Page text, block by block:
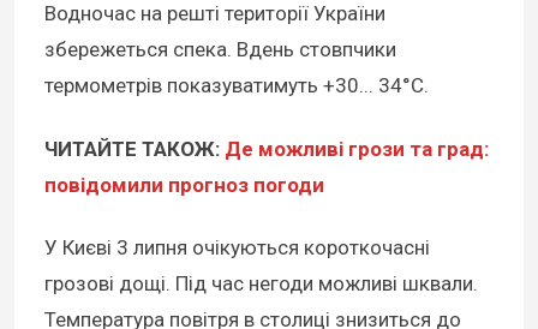
Водночас на решті території України
збережеться спека. Вдень стовпчики
термометрів показуватимуть +30... 34°C.
ЧИТАЙТЕ ТАКОЖ: Де можливі грози та град:
повідомили прогноз погоди
У Києві 3 липня очікуються короткочасні
грозові дощі. Під час негоди можливі шквали.
Температура повітря в столиці знизиться до